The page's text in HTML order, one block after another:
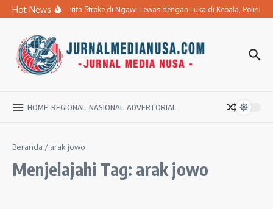
Lewati ke konten
Hot NewsIbu Penderita Stroke di Ngawi Tewas dengan Luka di Kepala, Polisi
HOME REGIONAL NASIONAL ADVERTORIAL
Beranda / arak jowo
Menjelajahi Tag: arak jowo